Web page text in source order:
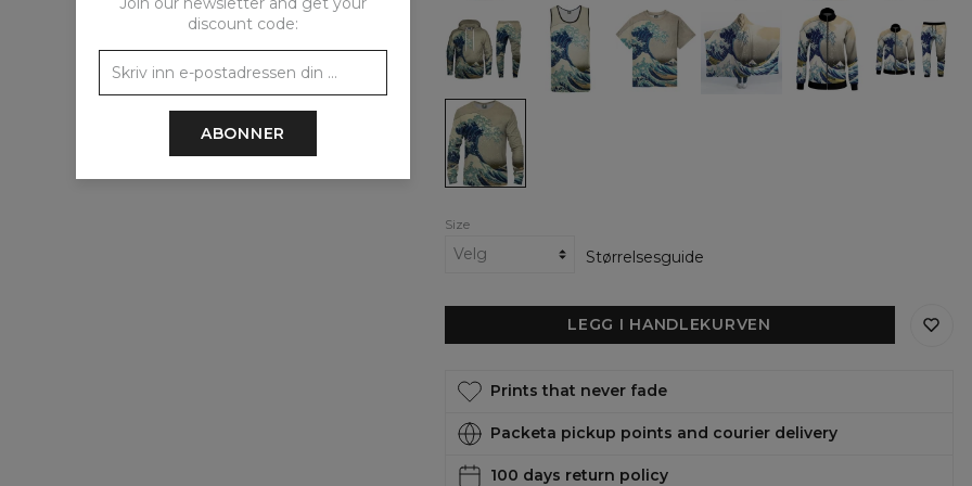
Katsushika
Hokusai
Hokusai
Wave
Hoodie
&
Sweatpants
Big
Wave
Tank
Top
Great
Wave
Oversize
shirt
Great
Wave
hooded
blanket
Great
Wave
track
jacket
Wave
tracksuit
Great
Wave
womens
Sweatshirt,
by
Katsushika
Size
Størrelsesguide
LEGG I HANDLEKURVEN
Prints that never fade
Packeta pickup points and courier delivery
100 days return policy
discount code:
ABONNER